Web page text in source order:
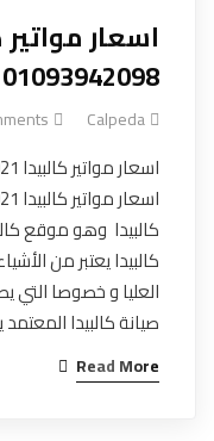
01093942098
Calpeda
كالبيدا وهو موقع
كالبيدا يعتبر من
العليا و خصوصا التي
صيانة كالبيدا
Read More